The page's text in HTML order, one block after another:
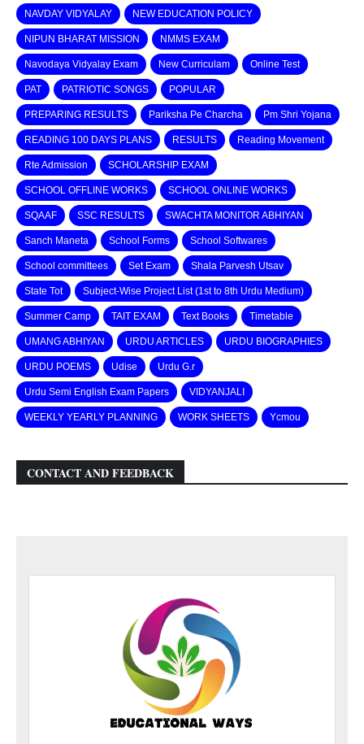
NAVDAY VIDYALAY NEW EDUCATION POLICY
NIPUN BHARAT MISSION NMMS EXAM
Navodaya Vidyalay Exam New Curriculam Online Test
PAT PATRIOTIC SONGS POPULAR
PREPARING RESULTS Pariksha Pe Charcha Pm Shri Yojana
READING 100 DAYS PLANS RESULTS Reading Movement
Rte Admission SCHOLARSHIP EXAM
SCHOOL OFFLINE WORKS SCHOOL ONLINE WORKS
SQAAF SSC RESULTS SWACHTA MONITOR ABHIYAN
Sanch Maneta School Forms School Softwares
School committees Set Exam Shala Parvesh Utsav
State Tot Subject-Wise Project List (1st to 8th Urdu Medium)
Summer Camp TAIT EXAM Text Books Timetable
UMANG ABHIYAN URDU ARTICLES URDU BIOGRAPHIES
URDU POEMS Udise Urdu G.r
Urdu Semi English Exam Papers VIDYANJALI
WEEKLY YEARLY PLANNING WORK SHEETS Ycmou
CONTACT AND FEEDBACK